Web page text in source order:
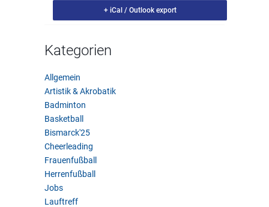
+ iCal / Outlook export
Kategorien
Allgemein
Artistik & Akrobatik
Badminton
Basketball
Bismarck'25
Cheerleading
Frauenfußball
Herrenfußball
Jobs
Lauftreff